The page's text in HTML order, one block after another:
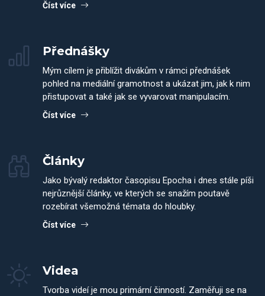
Číst více
Přednášky
Mým cílem je přiblížit divákům v rámci přednášek
pohled na mediální gramotnost a ukázat jim, jak k nim
přistupovat a také jak se vyvarovat manipulacím.
Číst více
Články
Jako bývalý redaktor časopisu Epocha i dnes stále píši
nejrůznější články, ve kterých se snažím poutavě
rozebírat všemožná témata do hloubky.
Číst více
Videa
Tvorba videí je mou primární činností. Zaměřuji se na